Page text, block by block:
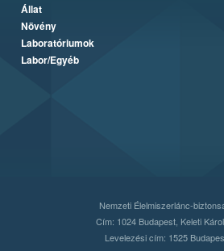
Állat
Növény
Laboratóriumok
Labor/Egyéb
Nemzeti Élelmiszerlánc-
Cím: 1024 Budapest, Keleti
Levelezési cím: 1525